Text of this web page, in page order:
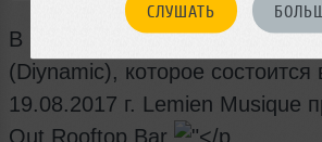
СЛУШАТЬ
В преддверии масштабного
(Diynamic), которое состоится
19.08.2017 г. Lemien Musique
Out Rooftop Bar